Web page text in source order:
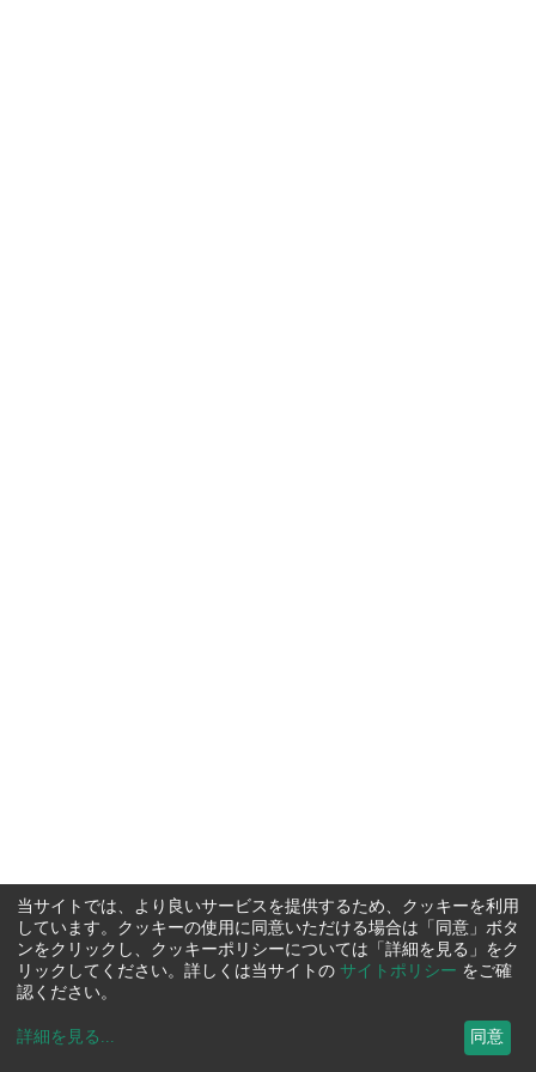
当サイトでは、より良いサービスを提供するため、クッキーを利用
しています。クッキーの使用に同意いただける場合は「同意」ボタ
ンをクリックし、クッキーポリシーについては「詳細を見る」をク
リックしてください。詳しくは当サイトの サイトポリシー をご確
認ください。
詳細を見る ... 同意